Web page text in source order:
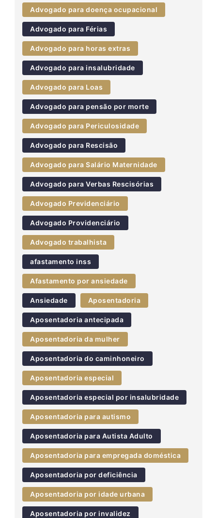
Advogado para doença ocupacional
Advogado para Férias
Advogado para horas extras
Advogado para insalubridade
Advogado para Loas
Advogado para pensão por morte
Advogado para Periculosidade
Advogado para Rescisão
Advogado para Salário Maternidade
Advogado para Verbas Rescisórias
Advogado Previdenciário
Advogado Providenciário
Advogado trabalhista
afastamento inss
Afastamento por ansiedade
Ansiedade Aposentadoria
Aposentadoria antecipada
Aposentadoria da mulher
Aposentadoria do caminhoneiro
Aposentadoria especial
Aposentadoria especial por insalubridade
Aposentadoria para autismo
Aposentadoria para Autista Adulto
Aposentadoria para empregada doméstica
Aposentadoria por deficiência
Aposentadoria por idade urbana
Aposentadoria por invalidez